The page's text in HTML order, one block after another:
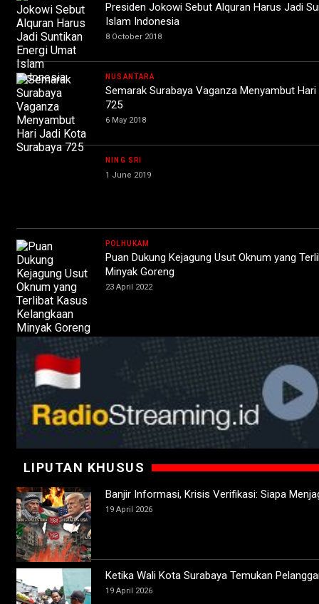
Presiden Jokowi Sebut Alquran Harus Jadi
Islam Indonesia
8 October 2018
NUSANTARA
Semarak Surabaya Vaganza Menyambut
725
6 May 2018
NING SRI
1 June 2019
POLHUKAM
Puan Dukung Kejagung Usut Oknum yang
Minyak Goreng
23 April 2022
LIPUTAN KHUSUS
Banjir Informasi, Krisis Verifikasi: Siapa
19 April 2026
Ketika Wali Kota Surabaya Temukan
19 April 2026